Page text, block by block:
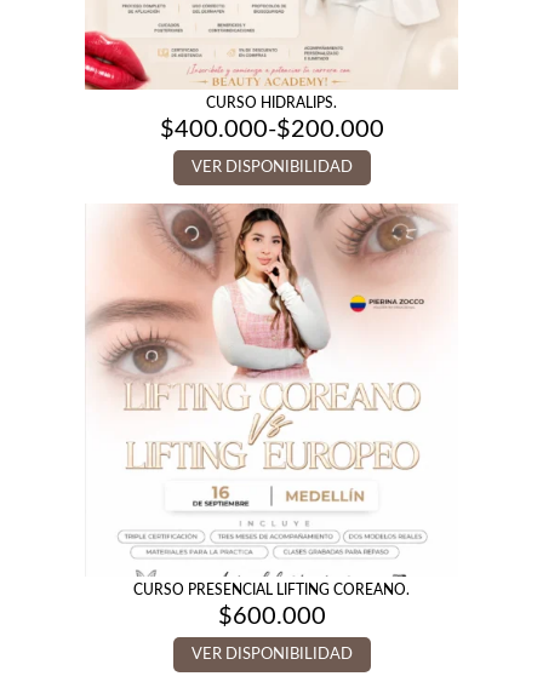
CURSO HIDRALIPS.
$200.000
-
$400.000
Rango
de
precios:
desde
$200.000
hasta
$400.000
VER DISPONIBILIDAD
CURSO PRESENCIAL LIFTING COREANO.
$600.000
VER DISPONIBILIDAD